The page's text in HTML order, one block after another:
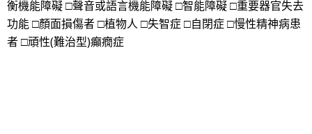
衡機能障礙 □聲音或語言機能障礙 □智能障礙 □重要器官失去
功能 □顏面損傷者 □植物人 □失智症 □自閉症 □慢性精神病患
者 □頑性(難治型)癲癇症